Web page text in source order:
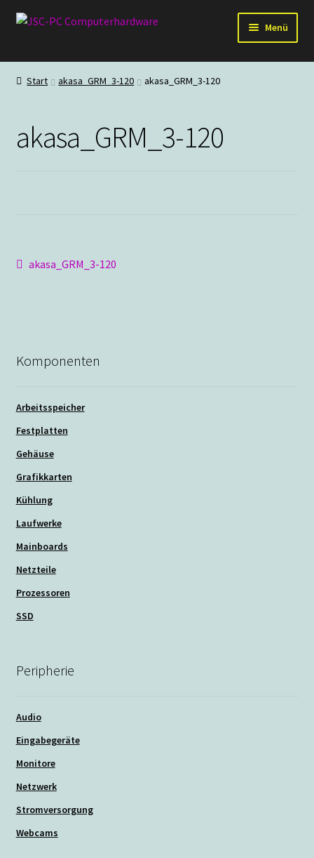
Zur
Zum
Menü
Hardware
Staubschutz
Start akasa_GRM_3-120 akasa_GRM_3-120
akasa_GRM_3-120
Beitragsnavigation
Vorheriger
akasa_GRM_3-120
Komponenten
Arbeitsspeicher
Festplatten
Gehäuse
Grafikkarten
Kühlung
Laufwerke
Mainboards
Netzteile
Prozessoren
SSD
Peripherie
Audio
Eingabegeräte
Monitore
Netzwerk
Stromversorgung
Webcams